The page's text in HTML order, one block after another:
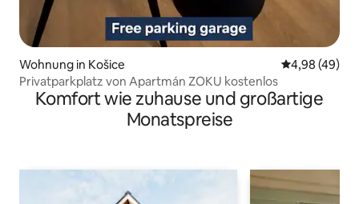
Wohnung in Košice
4,98 (49)
Privatparkplatz von Apartmán ZOKU kostenlos
Komfort wie zuhause und großartige
Monatspreise